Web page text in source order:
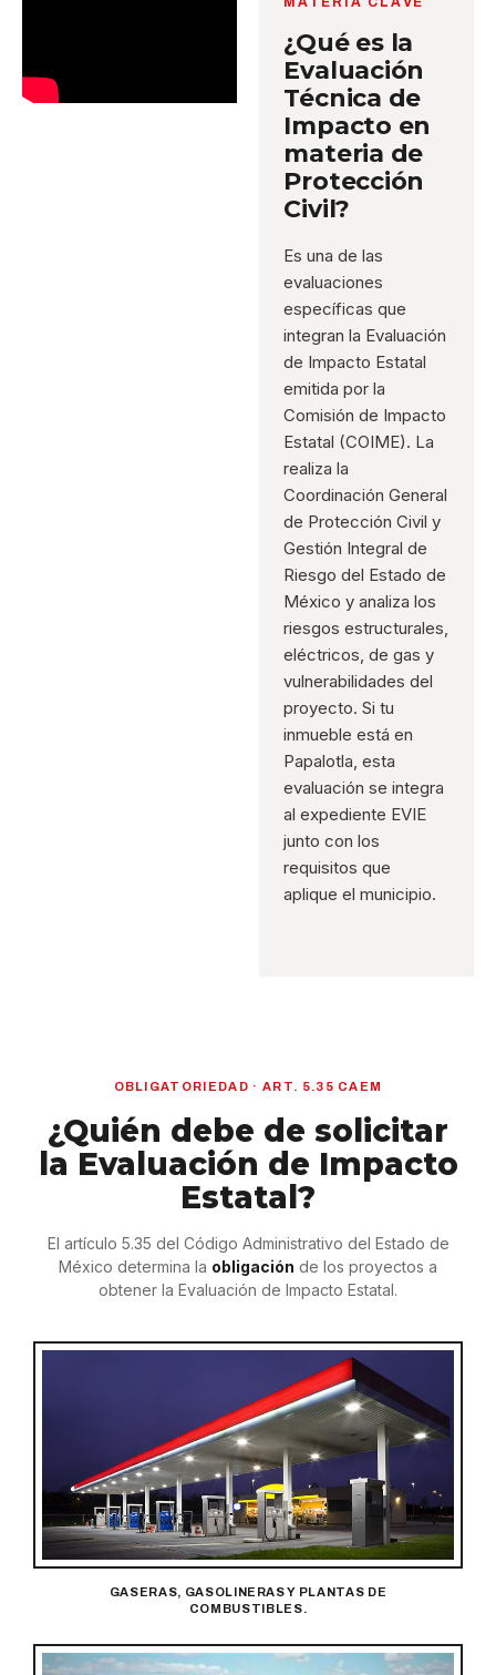
¿Qué es la
Evaluación
Técnica de
Impacto en
materia de
Protección
Civil?
Es una de las
evaluaciones
específicas que
integran la Evaluación
de Impacto Estatal
emitida por la
Comisión de Impacto
Estatal (COIME). La
realiza la
Coordinación General
de Protección Civil y
Gestión Integral de
Riesgo del Estado de
México y analiza los
riesgos estructurales,
eléctricos, de gas y
vulnerabilidades del
proyecto. Si tu
inmueble está en
Papalotla, esta
evaluación se integra
al expediente EVIE
junto con los
requisitos que
aplique el municipio.
OBLIGATORIEDAD · ART. 5.35 CAEM
¿Quién debe de solicitar
la Evaluación de Impacto
Estatal?
El artículo 5.35 del Código Administrativo del Estado de
México determina la obligación de los proyectos a
obtener la Evaluación de Impacto Estatal.
GASERAS, GASOLINERAS Y PLANTAS DE
COMBUSTIBLES.